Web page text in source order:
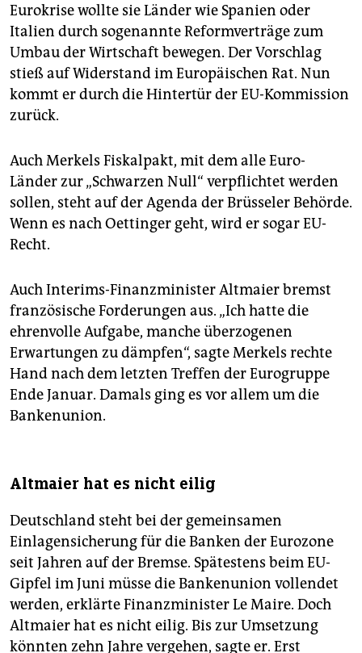
Eurokrise wollte sie Länder wie Spanien oder
Italien durch sogenannte Reformverträge zum
Umbau der Wirtschaft bewegen. Der Vorschlag
stieß auf Widerstand im Europäischen Rat. Nun
kommt er durch die Hintertür der EU-Kommission
zurück.
Auch Merkels Fiskalpakt, mit dem alle Euro-
Länder zur „Schwarzen Null“ verpflichtet werden
sollen, steht auf der Agenda der Brüsseler Behörde.
Wenn es nach Oettinger geht, wird er sogar EU-
Recht.
Auch Interims-Finanzminister Altmaier bremst
französische Forderungen aus. „Ich hatte die
ehrenvolle Aufgabe, manche überzogenen
Erwartungen zu dämpfen“, sagte Merkels rechte
Hand nach dem letzten Treffen der Eurogruppe
Ende Januar. Damals ging es vor allem um die
Bankenunion.
Altmaier hat es nicht eilig
Deutschland steht bei der gemeinsamen
Einlagensicherung für die Banken der Eurozone
seit Jahren auf der Bremse. Spätestens beim EU-
Gipfel im Juni müsse die Bankenunion vollendet
werden, erklärte Finanzminister Le Maire. Doch
Altmaier hat es nicht eilig. Bis zur Umsetzung
könnten zehn Jahre vergehen, sagte er. Erst